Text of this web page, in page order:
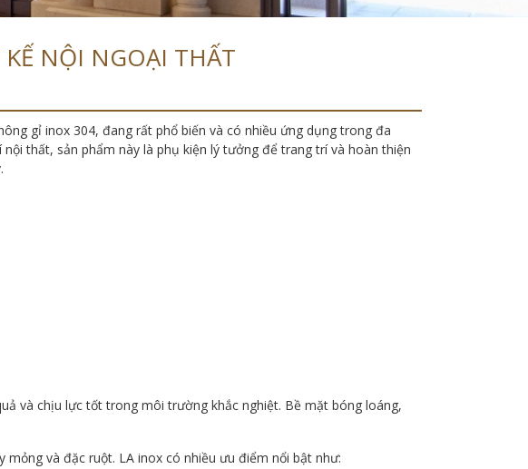
NỘI NGOẠI THẤT
gỉ inox 304, đang rất phổ biến và có nhiều ứng dụng trong đa
thất, sản phẩm này là phụ kiện lý tưởng để trang trí và hoàn thiện
và chịu lực tốt trong môi trường khắc nghiệt. Bề mặt bóng loáng,
và đặc ruột. LA inox có nhiều ưu điểm nổi bật như: